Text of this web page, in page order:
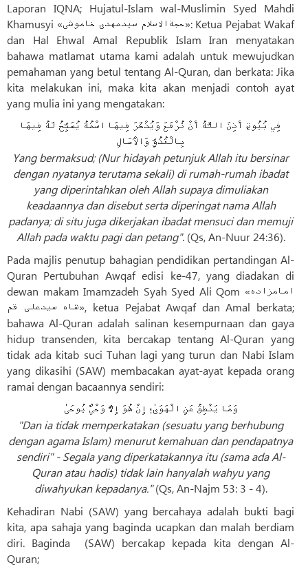
Laporan IQNA; Hujatul-Islam wal-Muslimin Syed Mahdi
Khamusyi «حجةالاسلام سیدمهدی خاموشی»: Ketua Pejabat Wakaf
dan Hal Ehwal Amal Republik Islam Iran menyatakan
bahawa matlamat utama kami adalah untuk mewujudkan
pemahaman yang betul tentang Al-Quran, dan berkata: Jika
kita melakukan ini, maka kita akan menjadi contoh ayat
yang mulia ini yang mengatakan:
فِي بُيُوتٍ أَذِنَ اللَّهُ أَنْ تُرْفَعَ وَيُذْكَرَ فِيهَا اسْمُهُ يُسَبِّحُ لَهُ فِيهَا
بِالْغُدُوِّ وَالْآصَالِ
Yang bermaksud; (Nur hidayah petunjuk Allah itu bersinar
dengan nyatanya terutama sekali) di rumah-rumah ibadat
yang diperintahkan oleh Allah supaya dimuliakan
keadaannya dan disebut serta diperingat nama Allah
padanya; di situ juga dikerjakan ibadat mensuci dan memuji
Allah pada waktu pagi dan petang". (Qs, An-Nuur 24:36).
Pada majlis penutup bahagian pendidikan pertandingan Al-
Quran Pertubuhan Awqaf edisi ke-47, yang diadakan di
dewan makam Imamzadeh Syah Syed Ali Qom «امامزاده
شاه سیدعلی قم», ketua Pejabat Awqaf dan Amal berkata;
bahawa Al-Quran adalah salinan kesempurnaan dan gaya
hidup transenden, kita bercakap tentang Al-Quran yang
tidak ada kitab suci Tuhan lagi yang turun dan Nabi Islam
yang dikasihi (SAW) membacakan ayat-ayat kepada orang
ramai dengan bacaannya sendiri:
وَمَا يَنْطِقُ عَنِ الْهَوَىٰ؛ إِنْ هُوَ إِلَّا وَحْيٌ يُوحَىٰ
"Dan ia tidak memperkatakan (sesuatu yang berhubung
dengan agama Islam) menurut kemahuan dan pendapatnya
sendiri" - Segala yang diperkatakannya itu (sama ada Al-
Quran atau hadis) tidak lain hanyalah wahyu yang
diwahyukan kepadanya."(Qs, An-Najm 53: 3 - 4).
Kehadiran Nabi (SAW) yang bercahaya adalah bukti bagi
kita, apa sahaja yang baginda ucapkan dan malah berdiam
diri. Baginda (SAW) bercakap kepada kita dengan Al-
Quran;